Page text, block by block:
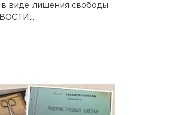
виде лишения свободы